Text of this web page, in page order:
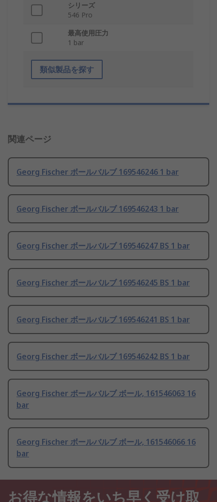
シリーズ
546 Pro
最高使用圧力
1 bar
類似製品を探す
関連ページ
Georg Fischer ボールバルブ 169546246 1 bar
Georg Fischer ボールバルブ 169546243 1 bar
Georg Fischer ボールバルブ 169546247 BS 1 bar
Georg Fischer ボールバルブ 169546245 BS 1 bar
Georg Fischer ボールバルブ 169546241 BS 1 bar
Georg Fischer ボールバルブ 169546242 BS 1 bar
Georg Fischer ボールバルブ ボール, 161546063 16
bar
Georg Fischer ボールバルブ ボール, 161546066 16
bar
お得な情報をいち早く受け取